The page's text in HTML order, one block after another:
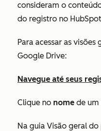
consideram o
do registro no
Para acessar as
Google Drive:
Navegue até seus
Clique no nome de
Na guia Visão geral do